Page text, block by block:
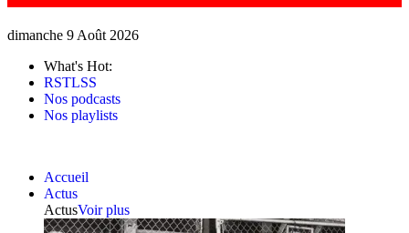
dimanche 9 Août 2026
What's Hot:
RSTLSS
Nos podcasts
Nos playlists
Accueil
Actus
ActusVoir plus